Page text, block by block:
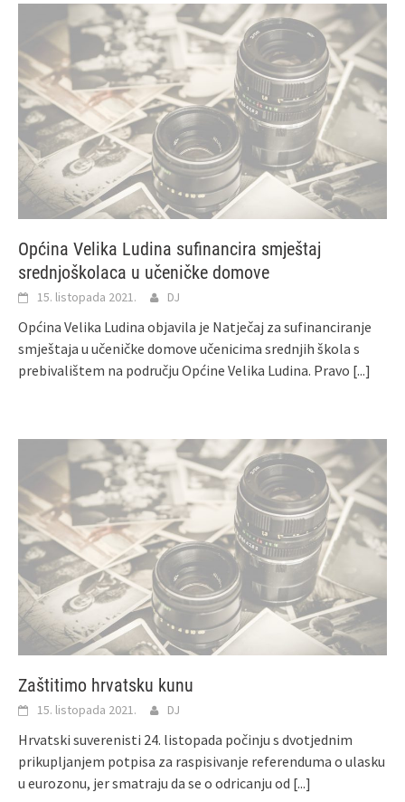
Općina Velika Ludina sufinancira smještaj
srednjoškolaca u učeničke domove
15. listopada 2021. DJ
Općina Velika Ludina objavila je Natječaj za sufinanciranje
smještaja u učeničke domove učenicima srednjih škola s
prebivalištem na području Općine Velika Ludina. Pravo [...]
Zaštitimo hrvatsku kunu
15. listopada 2021. DJ
Hrvatski suverenisti 24. listopada počinju s dvotjednim
prikupljanjem potpisa za raspisivanje referenduma o ulasku
u eurozonu, jer smatraju da se o odricanju od [...]